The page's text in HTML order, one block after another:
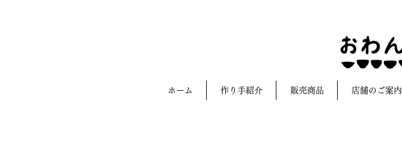
ホーム 作り手紹介 販売商品 店舗のご案内